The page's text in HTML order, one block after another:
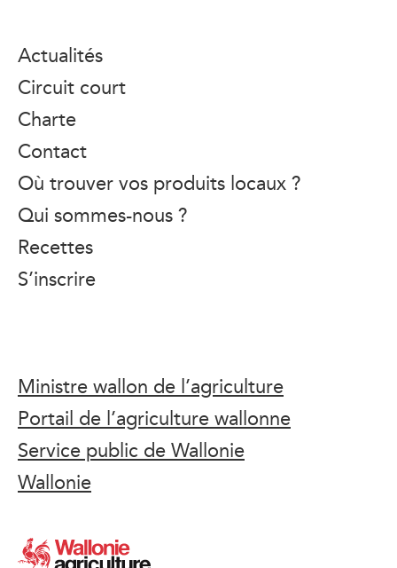
Actualités
Circuit court
Charte
Contact
Où trouver vos produits locaux ?
Qui sommes-nous ?
Recettes
S’inscrire
Ministre wallon de l’agriculture
Portail de l’agriculture wallonne
Service public de Wallonie
Wallonie